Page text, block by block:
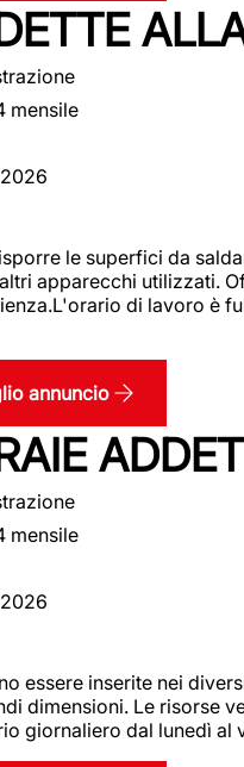
mensile
le superfici da
apparecchi utilizzati.
di lavoro è
annuncio
mensile
essere inserite nei
dimensioni. Le risorse
giornaliero dal lunedì al